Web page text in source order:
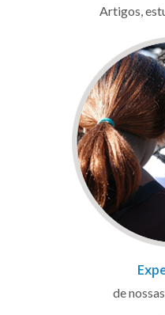
Artigos,
de